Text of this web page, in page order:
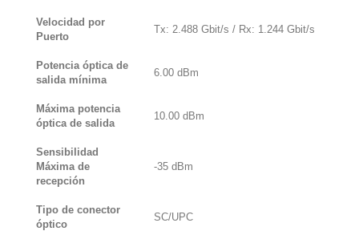
Velocidad por
Puerto
Tx: 2.488 Gbit/s / Rx: 1.244 Gbit/s
Potencia óptica de
salida mínima
6.00 dBm
Máxima potencia
óptica de salida
10.00 dBm
Sensibilidad
Máxima de
recepción
-35 dBm
Tipo de conector
óptico
SC/UPC